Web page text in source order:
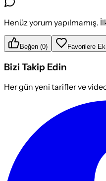
Henüz yorum yapılmamış.
Beğen (0) Favorilere
Bizi Takip Edin
Her gün yeni tarifler ve